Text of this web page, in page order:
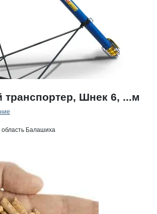
Шнек 6, ...м
область Балашиха